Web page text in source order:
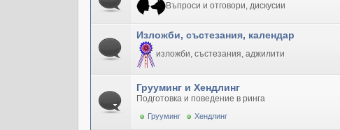
Въпроси и отговори, дискусии
Изложби, състезания, календар
изложби, състезания, аджилити
Грууминг и Хендлинг
Подготовка и поведение в ринга
Грууминг Хендлинг